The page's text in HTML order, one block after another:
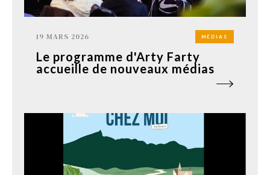
19 MARS 2026 MÉDIAS
Le programme d'Arty Farty
accueille de nouveaux médias